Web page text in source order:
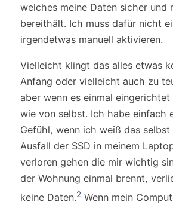
welches meine Daten sicher und
bereithält. Ich muss dafür nicht
irgendetwas manuell aktivieren.
Vielleicht klingt das alles etwas
Anfang oder vielleicht auch zu
aber wenn es einmal
wie von selbst. Ich habe einfach
Gefühl, wenn ich weiß das selbst
Ausfall der SSD in meinem
verloren gehen die mir wichtig
der Wohnung einmal brennt,
keine Daten.2Wenn mein